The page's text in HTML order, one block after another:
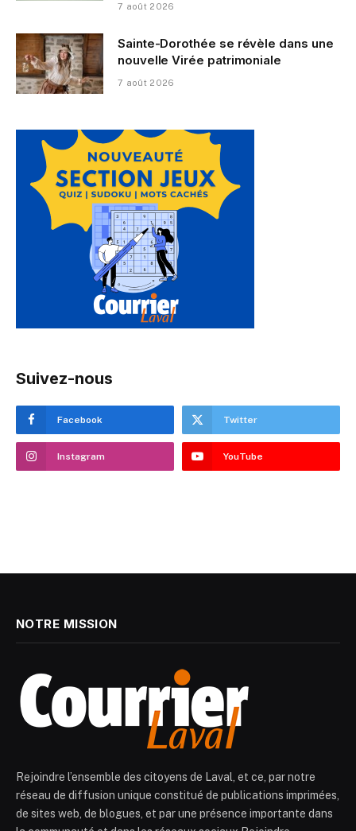
7 août 2026
Sainte-Dorothée se révèle dans une
nouvelle Virée patrimoniale
7 août 2026
Suivez-nous
Facebook Twitter
Instagram YouTube
NOTRE MISSION
Rejoindre l’ensemble des citoyens de Laval, et ce, par notre
réseau de diffusion unique constitué de publications imprimées,
de sites web, de blogues, et par une présence importante dans